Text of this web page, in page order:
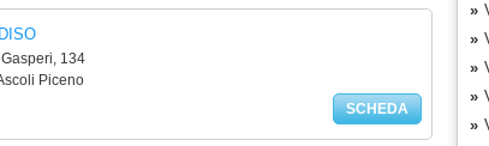
134
Piceno
SCHEDA
»
»
»
»
»